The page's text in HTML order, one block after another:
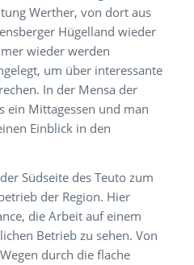
Werther, von dort aus
Hügelland wieder
wieder werden
um über interessante
In der Mensa der
ein Mittagessen und man
Einblick in den
Südseite des Teuto zum
der Region. Hier
die Arbeit auf einem
Betrieb zu sehen. Von
durch die flache